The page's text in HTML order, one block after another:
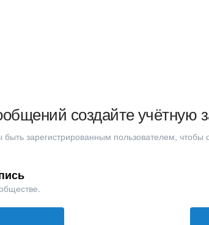
создайте учётную
зарегистрированным пользователем, чтобы